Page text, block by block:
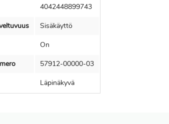
4042448899743
Sisäkäyttö
On
57912-00000-03
Läpinäkyvä